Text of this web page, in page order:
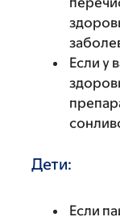
Если у
Дети:
Если